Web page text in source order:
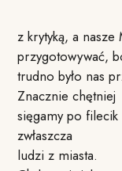
z krytyką, a nasze
przygotowywać,
trudno było nas
Znacznie chętniej
sięgamy po
zwłaszcza
ludzi z miasta.